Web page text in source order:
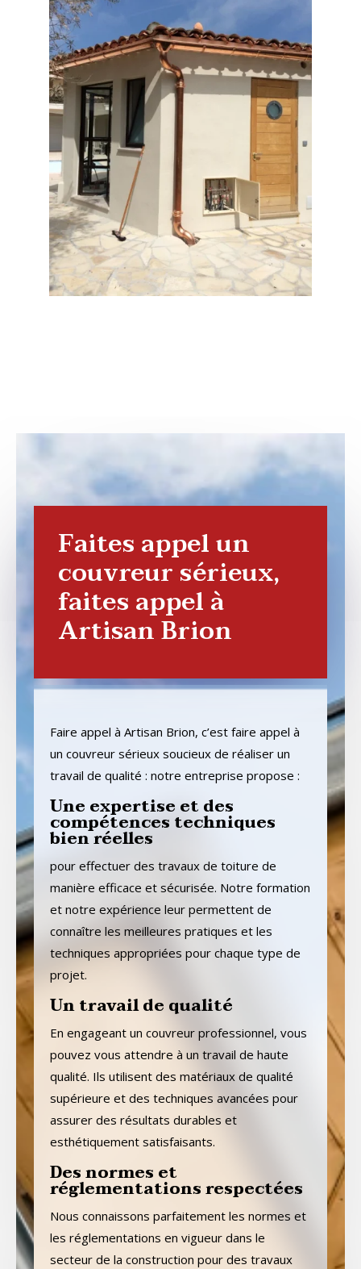
Faites appel un
couvreur sérieux,
faites appel à
Artisan Brion
Faire appel à Artisan Brion, c’est faire appel à
un couvreur sérieux soucieux de réaliser un
travail de qualité : notre entreprise propose :
Une expertise et des
compétences techniques
bien réelles
pour effectuer des travaux de toiture de
manière efficace et sécurisée. Notre formation
et notre expérience leur permettent de
connaître les meilleures pratiques et les
techniques appropriées pour chaque type de
projet.
Un travail de qualité
En engageant un couvreur professionnel, vous
pouvez vous attendre à un travail de haute
qualité. Ils utilisent des matériaux de qualité
supérieure et des techniques avancées pour
assurer des résultats durables et
esthétiquement satisfaisants.
Des normes et
réglementations respectées
Nous connaissons parfaitement les normes et
les réglementations en vigueur dans le
secteur de la construction pour des travaux